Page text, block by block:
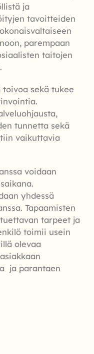
ja
tavoitteiden
parempaan
taitojen
sekä tukee
tunnetta sekä
vaikuttavia
voidaan
yhdessä
Tapaamisten
tarpeet ja
toimii usein
olevaa
ja parantaen